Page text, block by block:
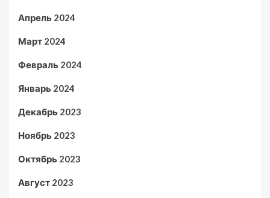
Апрель 2024
Март 2024
Февраль 2024
Январь 2024
Декабрь 2023
Ноябрь 2023
Октябрь 2023
Август 2023